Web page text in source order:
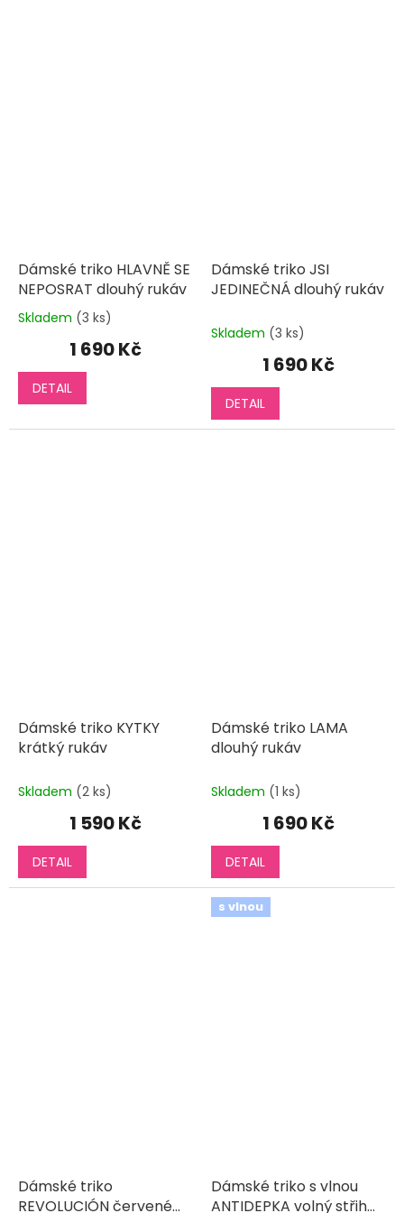
Dámské triko HLAVNĚ SE
NEPOSRAT dlouhý rukáv
Průměrné
produktu
je
5,0
z
Skladem (3 ks)
1 690 Kč
DETAIL
Dámské triko JSI
JEDINEČNÁ dlouhý rukáv
Skladem (3 ks)
1 690 Kč
DETAIL
Dámské triko KYTKY
krátký rukáv
Skladem (2 ks)
1 590 Kč
DETAIL
Dámské triko LAMA
dlouhý rukáv
Skladem (1 ks)
1 690 Kč
DETAIL
Dámské triko
REVOLUCIÓN červené
s vlnou
Dámské triko s vlnou
ANTIDEPKA volný střih